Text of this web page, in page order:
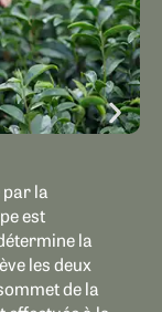
la
est
la
les deux
de la